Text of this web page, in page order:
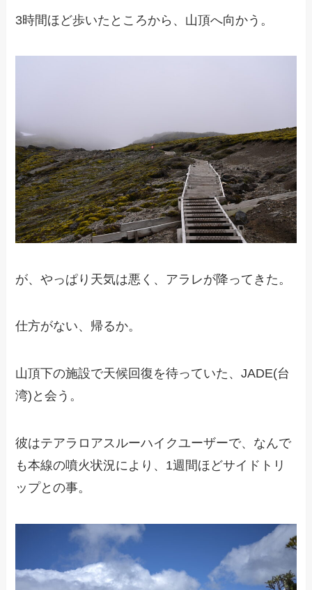
3時間ほど歩いたところから、山頂へ向かう。
が、やっぱり天気は悪く、アラレが降ってきた。
仕方がない、帰るか。
山頂下の施設で天候回復を待っていた、JADE(台
湾)と会う。
彼はテアラロアスルーハイクユーザーで、なんで
も本線の噴火状況により、1週間ほどサイドトリ
ップとの事。